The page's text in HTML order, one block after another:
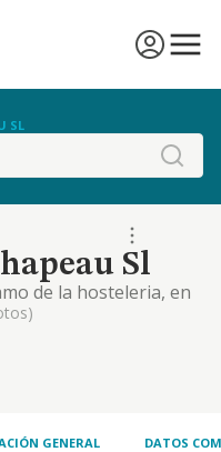
SL
Sl
de la hosteleria, en
bares-cafes y
GENERAL DATOS